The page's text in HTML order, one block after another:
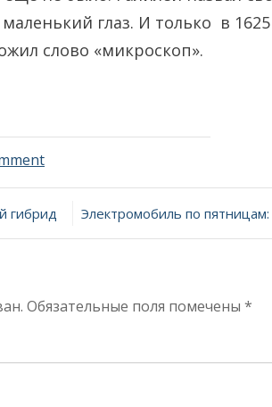
глаз. И только в 1625
слово «микроскоп».
on
науки
в
гибрид
Обязательные поля помечены *